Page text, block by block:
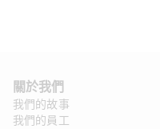
關於我們
我們的故事
我們的員工